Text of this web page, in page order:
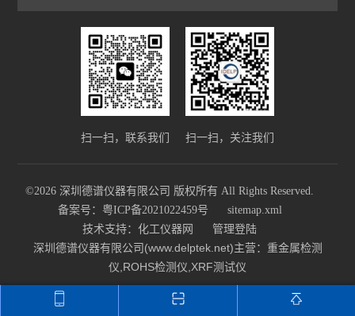
扫一扫，联系我们 扫一扫，关注我们
©2026 深圳德谱仪器有限公司 版权所有 All Rights Reserved.
备案号：粤ICP备2021022459号
sitemap.xml
技术支持： 化工仪器网 管理登陆
深圳德谱仪器有限公司(www.delptek.net)主营：重金属检测
仪,ROHS检测仪,XRF测试仪